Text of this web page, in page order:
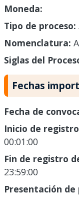
Moneda:
Tipo de proceso:
Nomenclatura:
Siglas del
Fechas
Fecha de
Inicio de
00:01:00
Fin de registro
23:59:00
Presentación de